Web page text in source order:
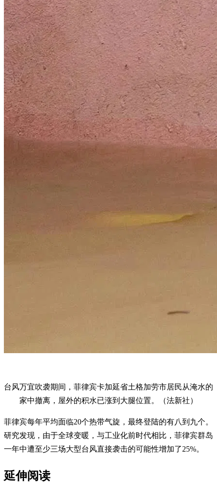
台风万宜吹袭期间，菲律宾卡加延省土格加劳市居民从淹水的
家中撤离，屋外的积水已涨到大腿位置。（法新社）
菲律宾每年平均面临20个热带气旋，最终登陆的有八到九个。
研究发现，由于全球变暖，与工业化前时代相比，菲律宾群岛
一年中遭至少三场大型台风直接袭击的可能性增加了25%。
延伸阅读